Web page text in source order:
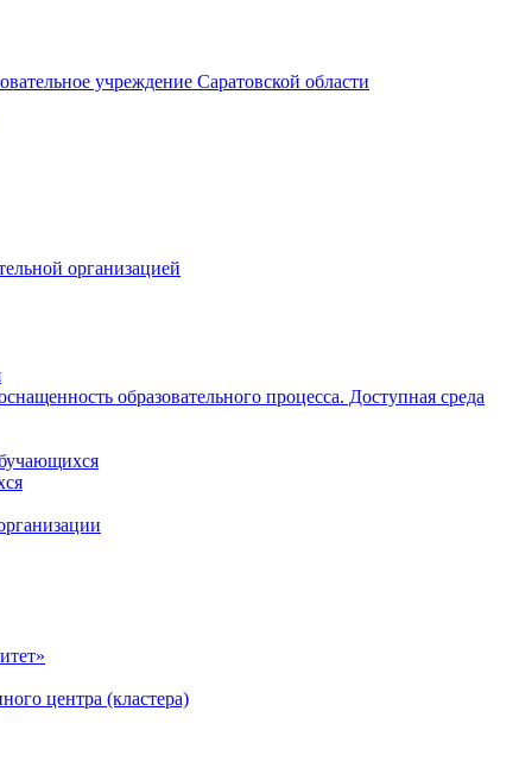
учреждение Саратовской области
организацией
образовательного процесса. Доступная среда
центра (кластера)